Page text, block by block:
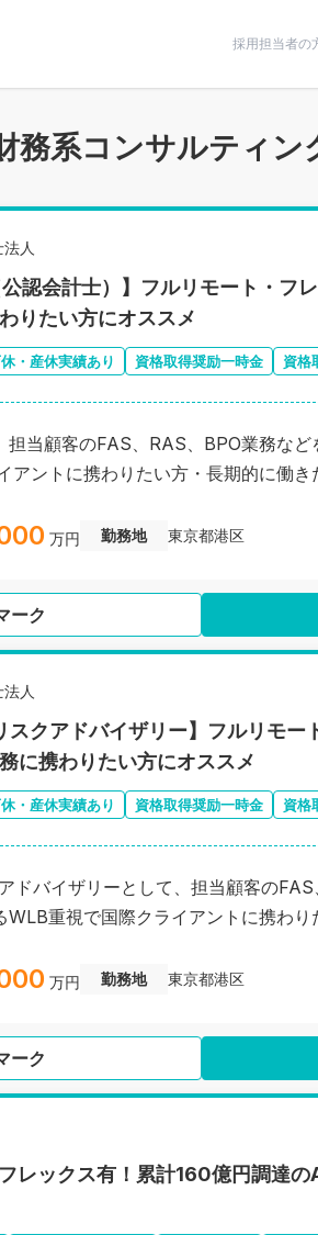
採用担当者の
務系コンサルティン
人
公認会計士）】フルリモート・フ
りたい方にオススメ
・産休実績あり 資格取得奨励一時金 資格
担当顧客のFAS、RAS、BPO業務な
アントに携わりたい方・長期的に働
万円 勤務地 東京都港区
ーク
人
スクアドバイザリー】フルリモ
に携わりたい方にオススメ
・産休実績あり 資格取得奨励一時金 資格
ドバイザリーとして、担当顧客の
WLB重視で国際クライアントに携わ
万円 勤務地 東京都港区
ーク
フレックス有！累計160億円調達